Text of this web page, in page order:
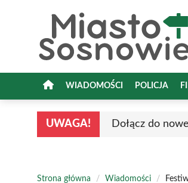
WIADOMOŚCI POLICJA
UWAGA! Dołącz do
Strona główna / Wiadomości /